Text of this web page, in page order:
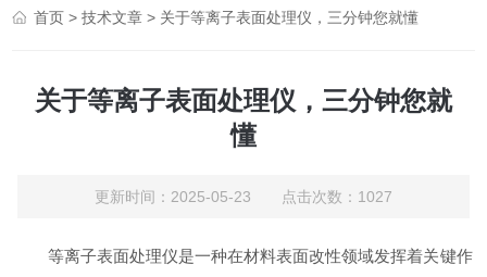
首页 >技术文章 > 关于等离子表面处理仪，三分钟您就懂
关于等离子表面处理仪，三分钟您就
懂
更新时间：2025-05-23 点击次数：1027
等离子表面处理仪是一种在材料表面改性领域发挥着关键作